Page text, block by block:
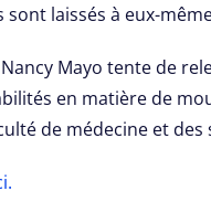
sont laissés à eux-
Nancy Mayo tente de
en matière de
de médecine et